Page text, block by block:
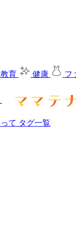
教育 健康 フ
て タグ一覧